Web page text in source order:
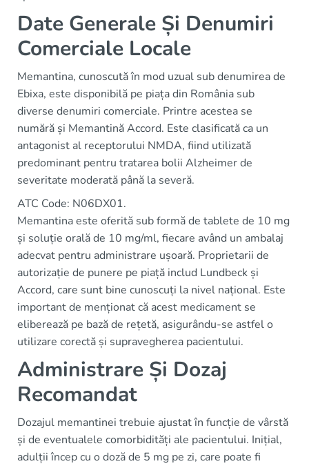
Date Generale Și Denumiri
Comerciale Locale
Memantina, cunoscută în mod uzual sub denumirea de
Ebixa, este disponibilă pe piața din România sub
diverse denumiri comerciale. Printre acestea se
numără și Memantină Accord. Este clasificată ca un
antagonist al receptorului NMDA, fiind utilizată
predominant pentru tratarea bolii Alzheimer de
severitate moderată până la severă.
ATC Code: N06DX01.
Memantina este oferită sub formă de tablete de 10 mg
și soluție orală de 10 mg/ml, fiecare având un ambalaj
adecvat pentru administrare ușoară. Proprietarii de
autorizație de punere pe piață includ Lundbeck și
Accord, care sunt bine cunoscuți la nivel național. Este
important de menționat că acest medicament se
eliberează pe bază de rețetă, asigurându-se astfel o
utilizare corectă și supravegherea pacientului.
Administrare Și Dozaj
Recomandat
Dozajul memantinei trebuie ajustat în funcție de vârstă
și de eventualele comorbidități ale pacientului. Inițial,
adulții încep cu o doză de 5 mg pe zi, care poate fi